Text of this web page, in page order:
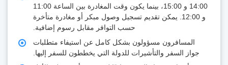
14:00 و 15:00، بينما يكون وقت المغادرة بين الساعة 11:00
و 12:00. يمكن تقديم تسجيل وصول مبكر أو مغادرة متأخرة
حسب التوافر مقابل رسوم إضافية.
المسافرون مسؤولون بشكل كامل عن استيفاء متطلبات
جواز السفر والتأشيرات للدولة التي يخططون للسفر إليها.